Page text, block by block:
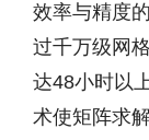
效率与精度
过千万级网
达48小时以
术使矩阵求